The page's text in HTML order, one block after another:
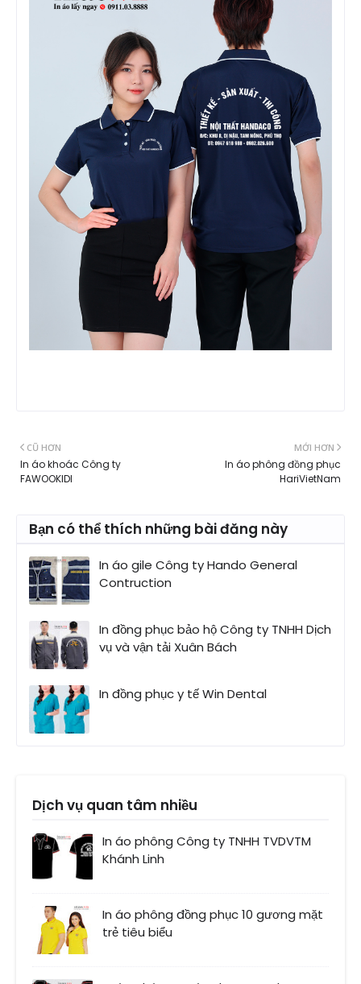
MỚI HƠN
In áo phông đồng phục
HariVietNam
CŨ HƠN
In áo khoác Công ty
FAWOOKIDI
Bạn có thể thích những bài đăng này
In áo gile Công ty Hando General
Contruction
In đồng phục bảo hộ Công ty TNHH Dịch
vụ và vận tải Xuân Bách
In đồng phục y tế Win Dental
Dịch vụ quan tâm nhiều
In áo phông Công ty TNHH TVDVTM
Khánh Linh
In áo phông đồng phục 10 gương mặt
trẻ tiêu biểu